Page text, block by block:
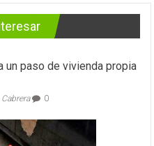
un paso de vivienda propia
0